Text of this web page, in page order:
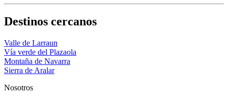
Destinos cercanos
Valle de Larraun
Vía verde del Plazaola
Montaña de Navarra
Sierra de Aralar
Nosotros